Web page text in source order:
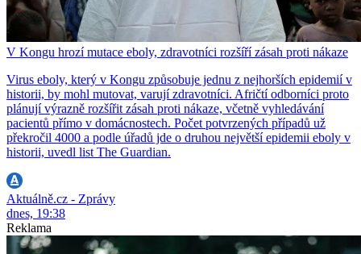
V Kongu hrozí mutace eboly, zdravotníci rozšíří zásah proti nákaze
Virus eboly, který v Kongu způsobuje jednu z nejhorších epidemií v
historii, by mohl mutovat, varují zdravotníci. Afričtí odborníci proto
plánují výrazně rozšířit zásah proti nákaze, včetně vyhledávání
pacientů přímo v domácnostech. Počet potvrzených případů už
překročil 4000 a podle úřadů jde o druhou největší epidemii eboly v
historii, uvedl list The Guardian.
Aktuálně.cz - Zprávy
dnes, 19:38
Reklama